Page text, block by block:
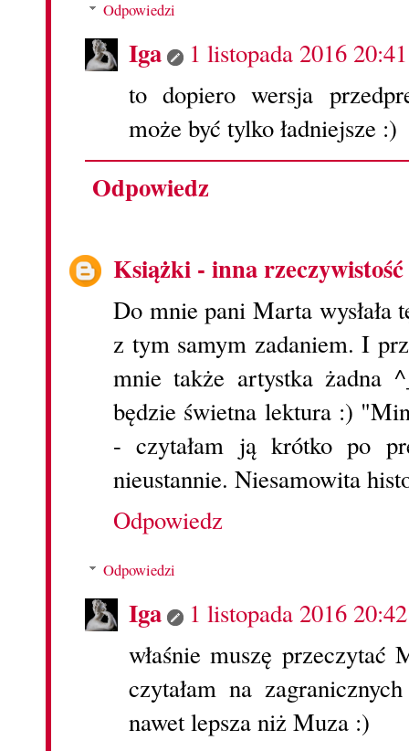
Odpowiedzi
Iga
1 listopada 2016 20:41
to dopiero wersja
może być tylko ładniejsze :)
Odpowiedz
Książki - inna rzeczywistość
Do mnie pani Marta wysłała
z tym samym zadaniem. I
mnie także artystka żadna
będzie świetna lektura :)
- czytałam ją krótko po
nieustannie. Niesamowita
Odpowiedz
Odpowiedzi
Iga
1 listopada 2016 20:42
właśnie muszę
czytałam na
nawet lepsza niż Muza :)